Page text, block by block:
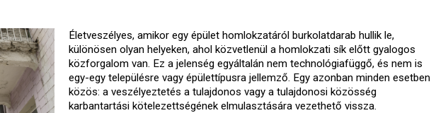
Életveszélyes, amikor egy épület homlokzatáról burkolatdarab hullik le,
különösen olyan helyeken, ahol közvetlenül a homlokzati sík előtt gyalogos
közforgalom van. Ez a jelenség egyáltalán nem technológiafüggő, és nem is
egy-egy településre vagy épülettípusra jellemző. Egy azonban minden esetben
közös: a veszélyeztetés a tulajdonos vagy a tulajdonosi közösség
karbantartási kötelezettségének elmulasztására vezethető vissza.